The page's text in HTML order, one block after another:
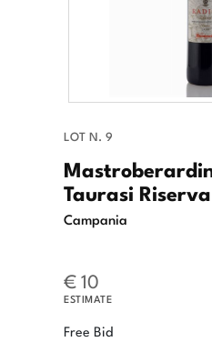
LOT N. 9
Taurasi
Campania
€ 10
ESTIMATE
Free Bid